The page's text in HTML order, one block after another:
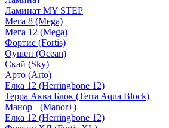
Ламинат MY STEP
Мега 8 (Mega)
Мега 12 (Mega)
Фортис (Fortis)
Оушен (Ocean)
Скай (Sky)
Арто (Arto)
Елка 12 (Herringbone 12)
Терра Аква Блок (Terra Aqua Block)
Манор+ (Manor+)
Елка 12 (Herringbone 12)